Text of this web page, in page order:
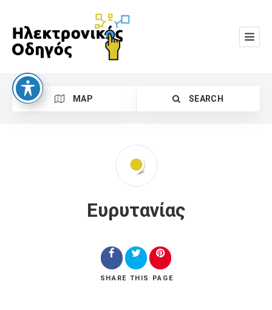
MAP SEARCH
Search
Ευρυτανίας
SHARE THIS PAGE